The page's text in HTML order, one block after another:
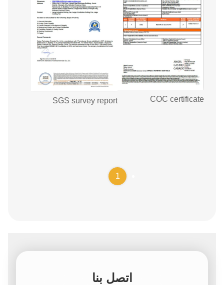
COC certificate
SGS survey report
1
اتصل بنا